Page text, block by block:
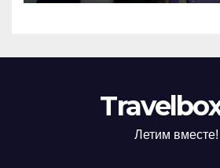
Летим вместе!